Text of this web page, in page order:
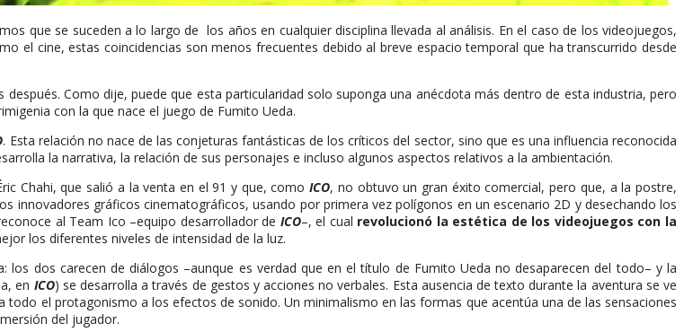
que se suceden a lo largo de los años en cualquier disciplina llevada al análisis. En el caso de los videojuegos,
el cine, estas coincidencias son menos frecuentes debido al breve espacio temporal que ha transcurrido desde
Como dije, puede que esta particularidad solo suponga una anécdota más dentro de esta industria, pero
con la que nace el juego de Fumito Ueda.
. Esta relación no nace de las conjeturas fantásticas de los críticos del sector, sino que es una influencia reconocida
la narrativa, la relación de sus personajes e incluso algunos aspectos relativos a la ambientación.
Chahi, que salió a la venta en el 91 y que, comoICO, no obtuvo un gran éxito comercial, pero que, a la postre,
innovadores gráficos cinematográficos, usando por primera vez polígonos en un escenario 2D y desechando los
al Team Ico –equipo desarrollador de ICO–, el cual revolucionó la estética de los videojuegos con la
los diferentes niveles de intensidad de la luz.
dos carecen de diálogos –aunque es verdad que en el título de Fumito Ueda no desaparecen del todo– y la
en ICO) se desarrolla a través de gestos y acciones no verbales. Esta ausencia de texto durante la aventura se ve
el protagonismo a los efectos de sonido. Un minimalismo en las formas que acentúa una de las sensaciones
del jugador.